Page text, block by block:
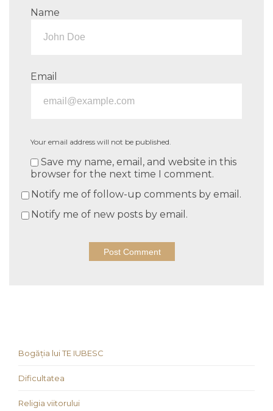
Name
Email
Your email address will not be published.
Save my name, email, and website in this
browser for the next time I comment.
Notify me of follow-up comments by email.
Notify me of new posts by email.
Bogăția lui TE IUBESC
Dificultatea
Religia viitorului